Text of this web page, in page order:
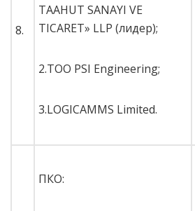
8.
TAAHUT SANAYI VE
TICARET» LLP (лидер);
2.ТОО PSI Engineering;
3.LOGICAMMS Limited.
ПКО: